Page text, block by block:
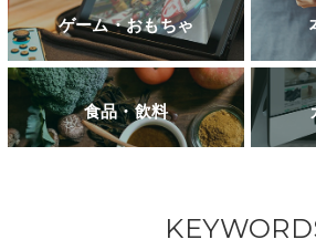
ゲーム・おもちゃ
食品・飲料